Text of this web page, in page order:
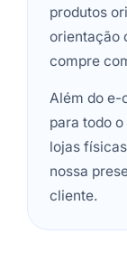
produtos
orientação
compre
Além do e-
para todo
lojas
nossa
cliente.